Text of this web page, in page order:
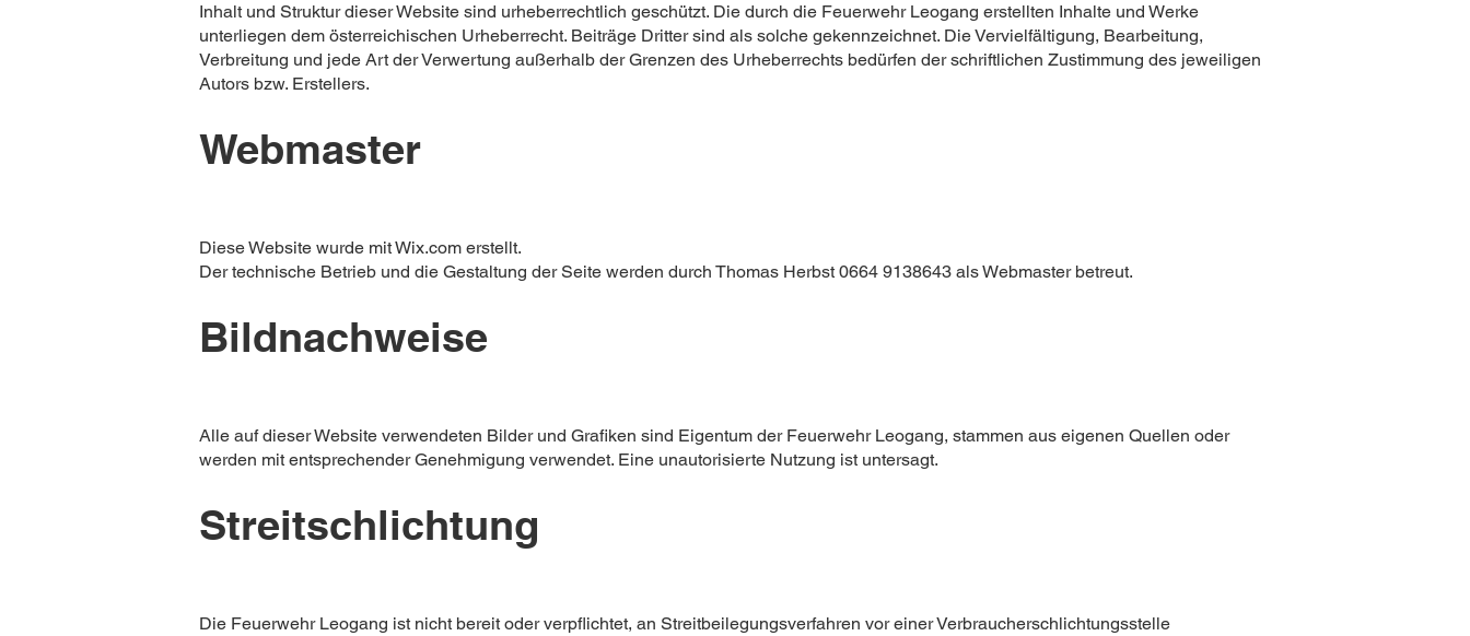
Inhalt und Struktur dieser Website sind urheberrechtlich geschützt. Die durch die Feuerwehr Leogang erstellten Inhalte und Werke
unterliegen dem österreichischen Urheberrecht. Beiträge Dritter sind als solche gekennzeichnet. Die Vervielfältigung, Bearbeitung,
Verbreitung und jede Art der Verwertung außerhalb der Grenzen des Urheberrechts bedürfen der schriftlichen Zustimmung des jeweiligen
Autors bzw. Erstellers.
Webmaster
Diese Website wurde mit Wix.com erstellt.
Der technische Betrieb und die Gestaltung der Seite werden durch Thomas Herbst 0664 9138643 als Webmaster betreut.
Bildnachweise
Alle auf dieser Website verwendeten Bilder und Grafiken sind Eigentum der Feuerwehr Leogang, stammen aus eigenen Quellen oder
werden mit entsprechender Genehmigung verwendet. Eine unautorisierte Nutzung ist untersagt.
Streitschlichtung
Die Feuerwehr Leogang ist nicht bereit oder verpflichtet, an Streitbeilegungsverfahren vor einer Verbraucherschlichtungsstelle